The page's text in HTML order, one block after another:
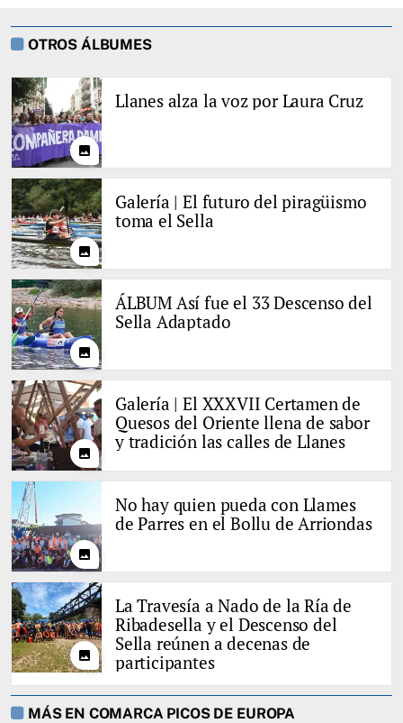
OTROS ÁLBUMES
photo
Llanes alza la voz por Laura Cruz
photo
Galería | El futuro del piragüismo
toma el Sella
photo
ÁLBUM Así fue el 33 Descenso del
Sella Adaptado
photo
Galería | El XXXVII Certamen de
Quesos del Oriente llena de sabor
y tradición las calles de Llanes
photo
No hay quien pueda con Llames
de Parres en el Bollu de Arriondas
photo
La Travesía a Nado de la Ría de
Ribadesella y el Descenso del
Sella reúnen a decenas de
participantes
MÁS EN COMARCA PICOS DE EUROPA